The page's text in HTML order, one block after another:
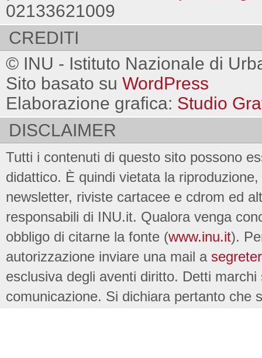
02133621009
CREDITI
© INU - Istituto Nazionale di
Sito basato su WordPress
Elaborazione grafica: Studio
DISCLAIMER
Tutti i contenuti di questo sito possono
didattico. È quindi vietata la
newsletter, riviste cartacee e cdrom ed
responsabili di INU.it. Qualora venga
obbligo di citarne la fonte (www.inu.it).
autorizzazione inviare una mail a
esclusiva degli aventi diritto. Detti
comunicazione. Si dichiara pertanto che